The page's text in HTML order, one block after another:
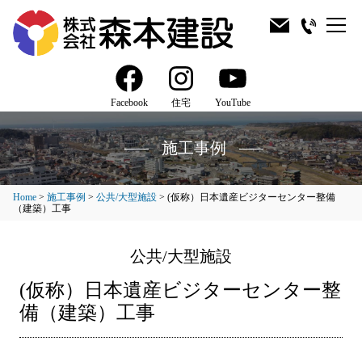
Facebook 住宅 YouTube
施工事例
Home > 施工事例 > 公共/大型施設 > (仮称）日本遺産ビジターセンター整備
（建築）工事
公共/大型施設
(仮称）日本遺産ビジターセンター整
備（建築）工事